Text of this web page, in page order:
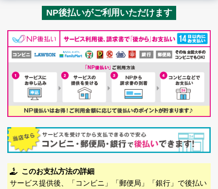
NP後払いがご利用いただけます
このお支払方法の詳細
サービス提供後、「コンビニ」「郵便局」「銀行」で後払い